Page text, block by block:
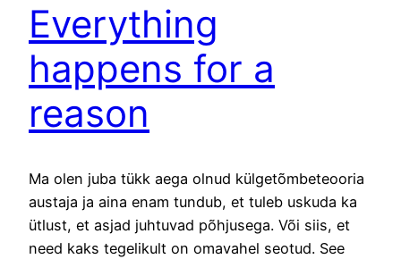
Everything
happens for a
reason
Ma olen juba tükk aega olnud külgetõmbeteooria
austaja ja aina enam tundub, et tuleb uskuda ka
ütlust, et asjad juhtuvad põhjusega. Või siis, et
need kaks tegelikult on omavahel seotud. See